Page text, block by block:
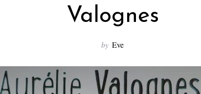
Valognes
by Eve